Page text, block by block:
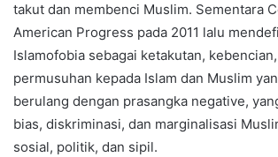
takut dan membenci Muslim. Sementara
American Progress pada 2011 lalu
Islamofobia sebagai ketakutan,
permusuhan kepada Islam dan Muslim
berulang dengan prasangka negative,
bias, diskriminasi, dan marginalisasi
sosial, politik, dan sipil.